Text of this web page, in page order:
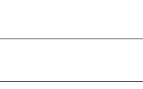
ン・その他